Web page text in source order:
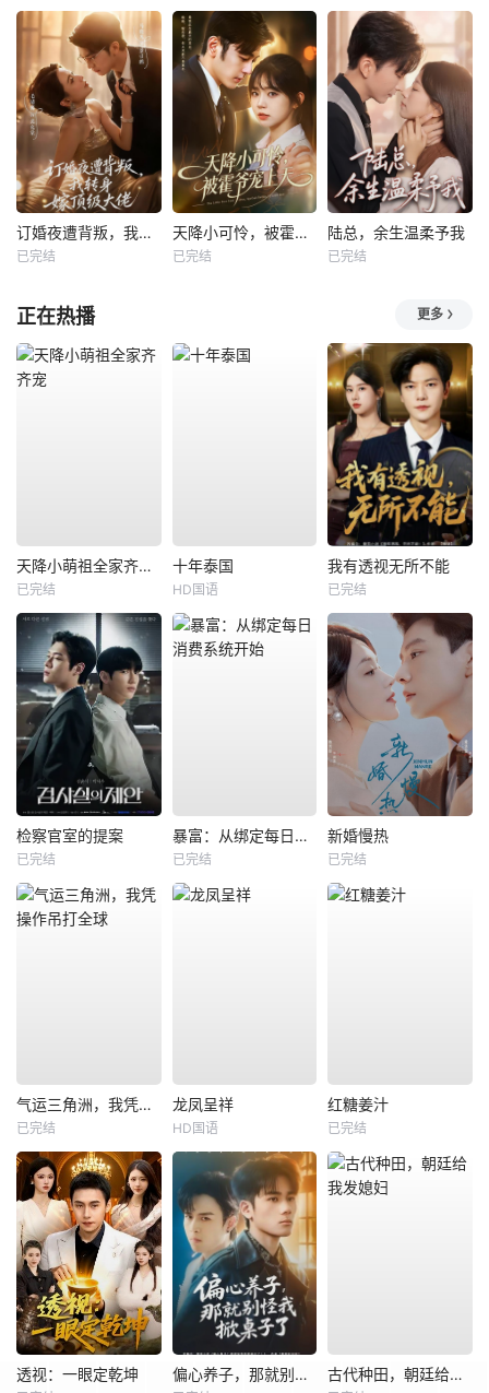
订婚夜遭背叛，我转身嫁顶级大佬
已完结
天降小可怜，被霍爷宠上天
已完结
陆总，余生温柔予我
已完结
正在热播 更多
天降小萌祖全家齐齐宠
已完结
十年泰国
HD国语
我有透视无所不能
已完结
检察官室的提案
已完结
暴富：从绑定每日消费系统开始
已完结
新婚慢热
已完结
气运三角洲，我凭操作吊打全球
已完结
龙凤呈祥
HD国语
红糖姜汁
已完结
透视：一眼定乾坤 偏心养子，那就别怪我掀桌子了 古代种田，朝廷给我发媳妇